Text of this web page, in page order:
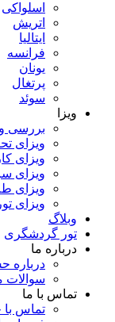
اسلواکی
اتریش
ایتالیا
فرانسه
یونان
پرتغال
سوئد
ویزا
بررسی
ویزای
ویزای
ویزای
ویزای
ویزای
وبلاگ
تور گردشگری
درباره ما
سوالات
تماس با ما
تماس